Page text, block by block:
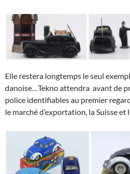
Elle restera longtemps le seul
danoise…Tekno attendra avant de
police identifiables au premier
le marché d’exportation, la Suisse et